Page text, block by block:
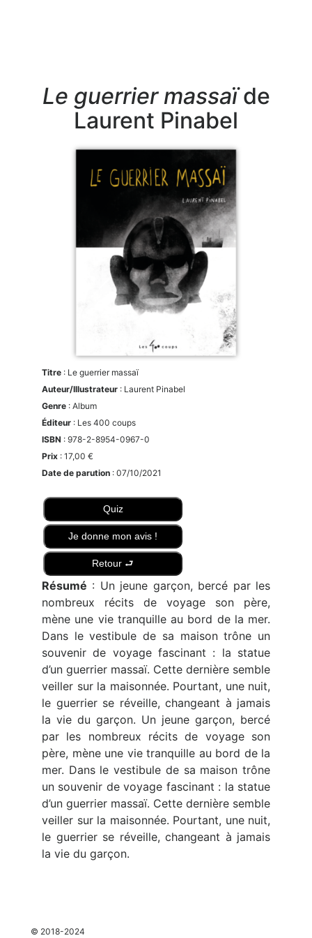
Le guerrier massaïde
Laurent Pinabel
Titre : Le guerrier massaï
Auteur/Illustrateur : Laurent Pinabel
Genre : Album
Éditeur : Les 400 coups
ISBN : 978-2-8954-0967-0
Prix : 17,00 €
Date de parution : 07/10/2021
Quiz
Je donne mon avis !
Retour ⮐
Résumé : Un jeune garçon, bercé par les
nombreux récits de voyage son père,
mène une vie tranquille au bord de la mer.
Dans le vestibule de sa maison trône un
souvenir de voyage fascinant : la statue
d’un guerrier massaï. Cette dernière semble
veiller sur la maisonnée. Pourtant, une nuit,
le guerrier se réveille, changeant à jamais
la vie du garçon. Un jeune garçon, bercé
par les nombreux récits de voyage son
père, mène une vie tranquille au bord de la
mer. Dans le vestibule de sa maison trône
un souvenir de voyage fascinant : la statue
d’un guerrier massaï. Cette dernière semble
veiller sur la maisonnée. Pourtant, une nuit,
le guerrier se réveille, changeant à jamais
la vie du garçon.
© 2018-2024